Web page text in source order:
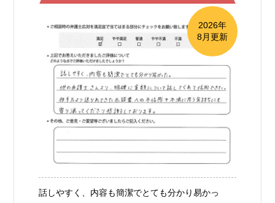
2026年
8月更新
話しやすく、内容も簡潔でとても分かり易かっ